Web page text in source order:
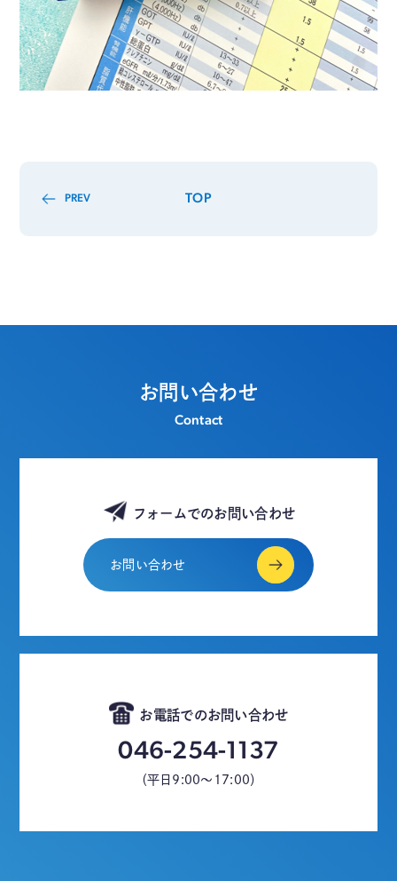
PREV TOP
お問い合わせ
Contact
フォームでのお問い合わせ
お問い合わせ
お電話でのお問い合わせ
046-254-1137
（平日9:00～17:00）